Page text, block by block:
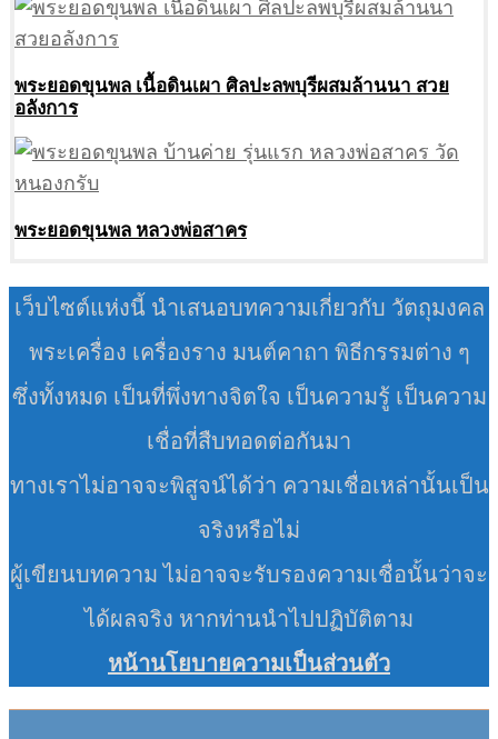
พระยอดขุนพล เนื้อดินเผา ศิลปะลพบุรีผสมล้านนา สวย
อลังการ
พระยอดขุนพล หลวงพ่อสาคร
เว็บไซต์แห่งนี้ นำเสนอบทความเกี่ยวกับ วัตถุมงคล
พระเครื่อง เครื่องราง มนต์คาถา พิธีกรรมต่าง ๆ
ซึ่งทั้งหมด เป็นที่พึ่งทางจิตใจ เป็นความรู้ เป็นความ
เชื่อที่สืบทอดต่อกันมา
ทางเราไม่อาจจะพิสูจน์ได้ว่า ความเชื่อเหล่านั้นเป็น
จริงหรือไม่
ผู้เขียนบทความ ไม่อาจจะรับรองความเชื่อนั้นว่าจะ
ได้ผลจริง หากท่านนำไปปฏิบัติตาม
หน้านโยบายความเป็นส่วนตัว